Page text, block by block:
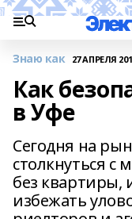
Знаю как 27 АПРЕЛЯ
Как
в Уфе
Сегодня на
столкнуться с
без квартиры,
избежать